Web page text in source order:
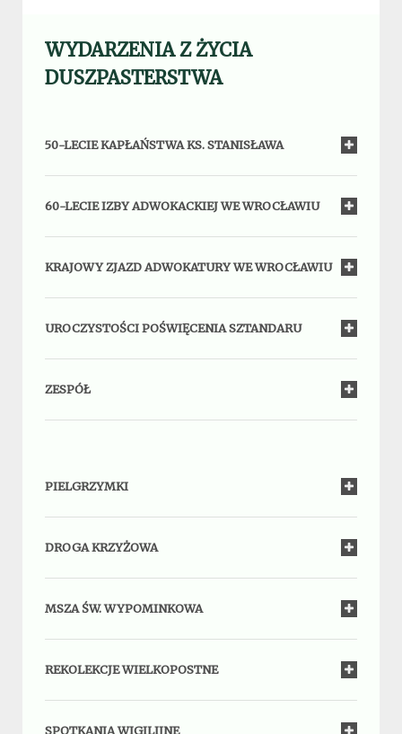
WYDARZENIA Z ŻYCIA
DUSZPASTERSTWA
50-LECIE KAPŁAŃSTWA KS. STANISŁAWA
60-LECIE IZBY ADWOKACKIEJ WE WROCŁAWIU
KRAJOWY ZJAZD ADWOKATURY WE WROCŁAWIU
UROCZYSTOŚCI POŚWIĘCENIA SZTANDARU
ZESPÓŁ
PIELGRZYMKI
DROGA KRZYŻOWA
MSZA ŚW. WYPOMINKOWA
REKOLEKCJE WIELKOPOSTNE
SPOTKANIA WIGILIJNE